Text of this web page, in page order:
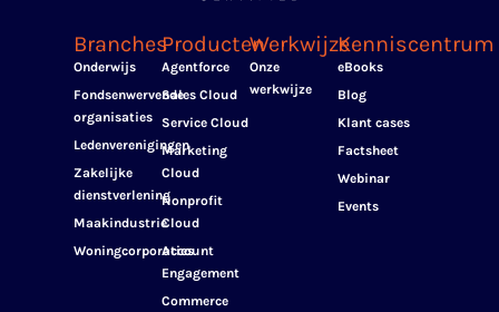
Branches
Onderwijs
Fondsenwervende
organisaties
Ledenverenigingen
Zakelijke
dienstverlening
Maakindustrie
Woningcorporaties
Producten
Agentforce
Sales Cloud
Service Cloud
Marketing
Cloud
Nonprofit
Cloud
Account
Engagement
Commerce
Werkwijze
Onze
werkwijze
Kenniscentrum
eBooks
Blog
Klant cases
Factsheet
Webinar
Events